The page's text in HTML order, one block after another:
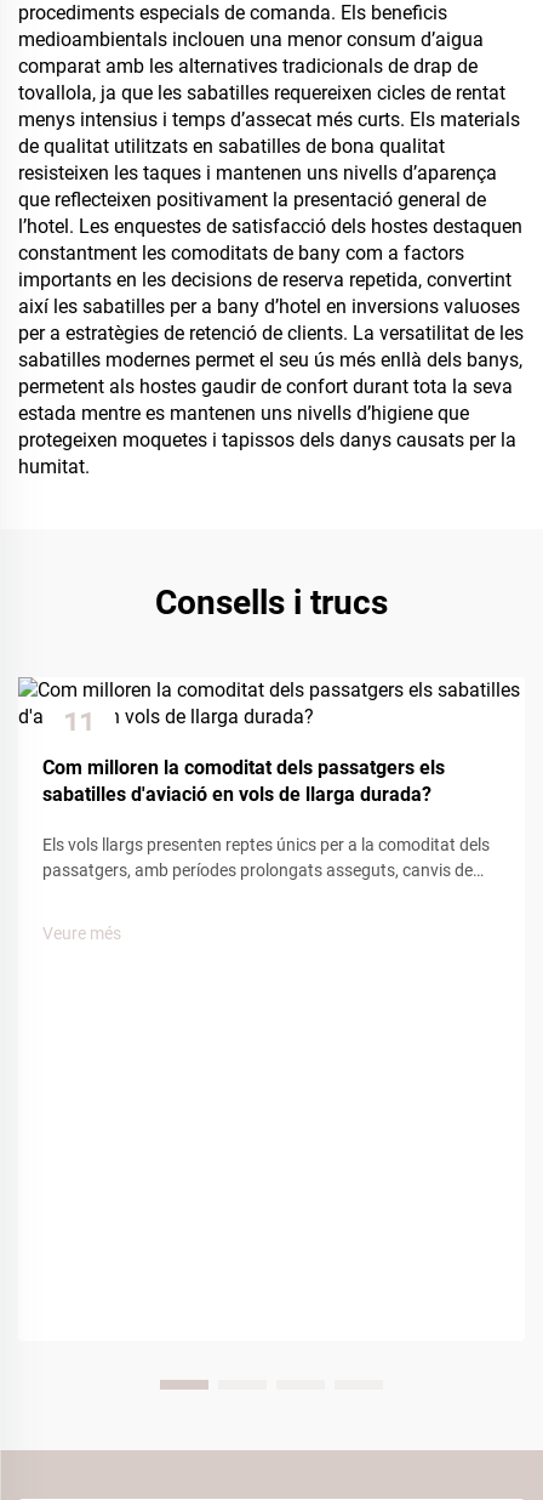
procediments especials de comanda. Els beneficis
medioambientals inclouen una menor consum d’aigua
comparat amb les alternatives tradicionals de drap de
tovallola, ja que les sabatilles requereixen cicles de rentat
menys intensius i temps d’assecat més curts. Els materials
de qualitat utilitzats en sabatilles de bona qualitat
resisteixen les taques i mantenen uns nivells d’aparença
que reflecteixen positivament la presentació general de
l’hotel. Les enquestes de satisfacció dels hostes destaquen
constantment les comoditats de bany com a factors
importants en les decisions de reserva repetida, convertint
així les sabatilles per a bany d’hotel en inversions valuoses
per a estratègies de retenció de clients. La versatilitat de les
sabatilles modernes permet el seu ús més enllà dels banys,
permetent als hostes gaudir de confort durant tota la seva
estada mentre es mantenen uns nivells d’higiene que
protegeixen moquetes i tapissos dels danys causats per la
humitat.
Consells i trucs
11
Com milloren la comoditat dels passatgers els
sabatilles d'aviació en vols de llarga durada?
Els vols llargs presenten reptes únics per a la comoditat dels
passatgers, amb períodes prolongats asseguts, canvis de
Veure més